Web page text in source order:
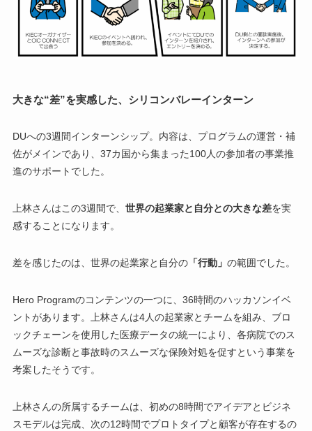
大きな“差”を実感した、シリコンバレーインターン
DUへの3週間インターンシップ。内容は、プログラムの運営・補
佐がメインであり、37カ国から集まった100人の参加者の事業推
進のサポートでした。
上林さんはこの3週間で、 世界の起業家と自分との大きな差を実
感することになります。
差を感じたのは、世界の起業家と自分の「行動」 の範囲でした。
Hero Programのコンテンツの一つに、36時間のハッカソンイベ
ントがあります。上林さんは4人の起業家とチームを組み、ブロ
ックチェーンを使用した医療データの統一により、各病院でのス
ムーズな診断と事故時のスムーズな保険対処を促すという事業を
考案したそうです。
上林さんの所属するチームは、初めの8時間でアイデアとビジネ
スモデルは完成、次の12時間でプロトタイプと顧客が存在するの